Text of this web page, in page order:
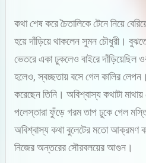
কথা শেষ করে চৈতালিকে টেনে নিয়ে
হয়ে দাঁড়িয়ে থাকলেন সুমন চৌধুরী।
ভেতরে একা ঢুকলেও বাইরে দাঁড়িয়েছিল
হলেও, স্বচ্ছতায় বসে গেল কালির
করেছেন তিনি। অবিশ্বাস্য কথাটা মাথায়
পলেস্তারা ফুঁড়ে গরম তাপ ঢুকে গেল
অবিশ্বাস্য কথা বুলেটের মতো আক্রমণ
নিজের অন্তরের সৌরবলয়ের আগুন।